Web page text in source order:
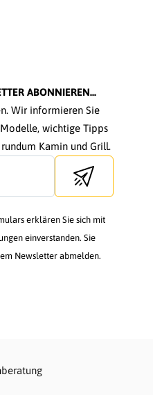
ABONNIEREN...
Wir informieren Sie
wichtige Tipps
Kamin und Grill.
Send newsletter
erklären Sie sich mit
einverstanden. Sie
Newsletter abmelden.